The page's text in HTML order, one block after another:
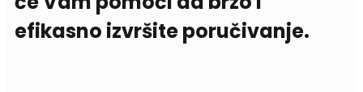
efikasno izvršite poručivanje.